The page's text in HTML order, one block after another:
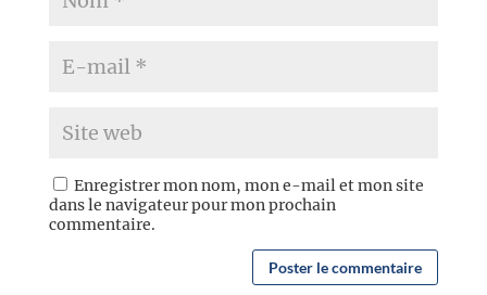
Enregistrer mon nom, mon e-mail et mon site
dans le navigateur pour mon prochain
commentaire.